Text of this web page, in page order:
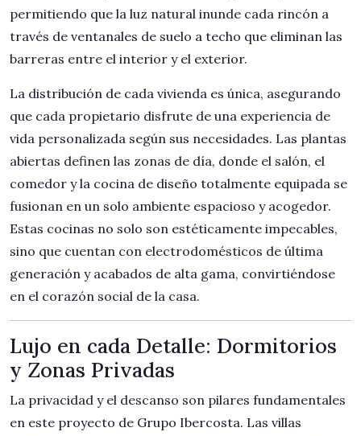
permitiendo que la luz natural inunde cada rincón a
través de ventanales de suelo a techo que eliminan las
barreras entre el interior y el exterior.
La distribución de cada vivienda es única, asegurando
que cada propietario disfrute de una experiencia de
vida personalizada según sus necesidades. Las plantas
abiertas definen las zonas de día, donde el salón, el
comedor y la cocina de diseño totalmente equipada se
fusionan en un solo ambiente espacioso y acogedor.
Estas cocinas no solo son estéticamente impecables,
sino que cuentan con electrodomésticos de última
generación y acabados de alta gama, convirtiéndose
en el corazón social de la casa.
Lujo en cada Detalle: Dormitorios
y Zonas Privadas
La privacidad y el descanso son pilares fundamentales
en este proyecto de Grupo Ibercosta. Las villas